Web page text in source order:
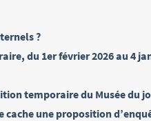
?
du 1er février 2026 au 4
temporaire du Musée du
cache une proposition